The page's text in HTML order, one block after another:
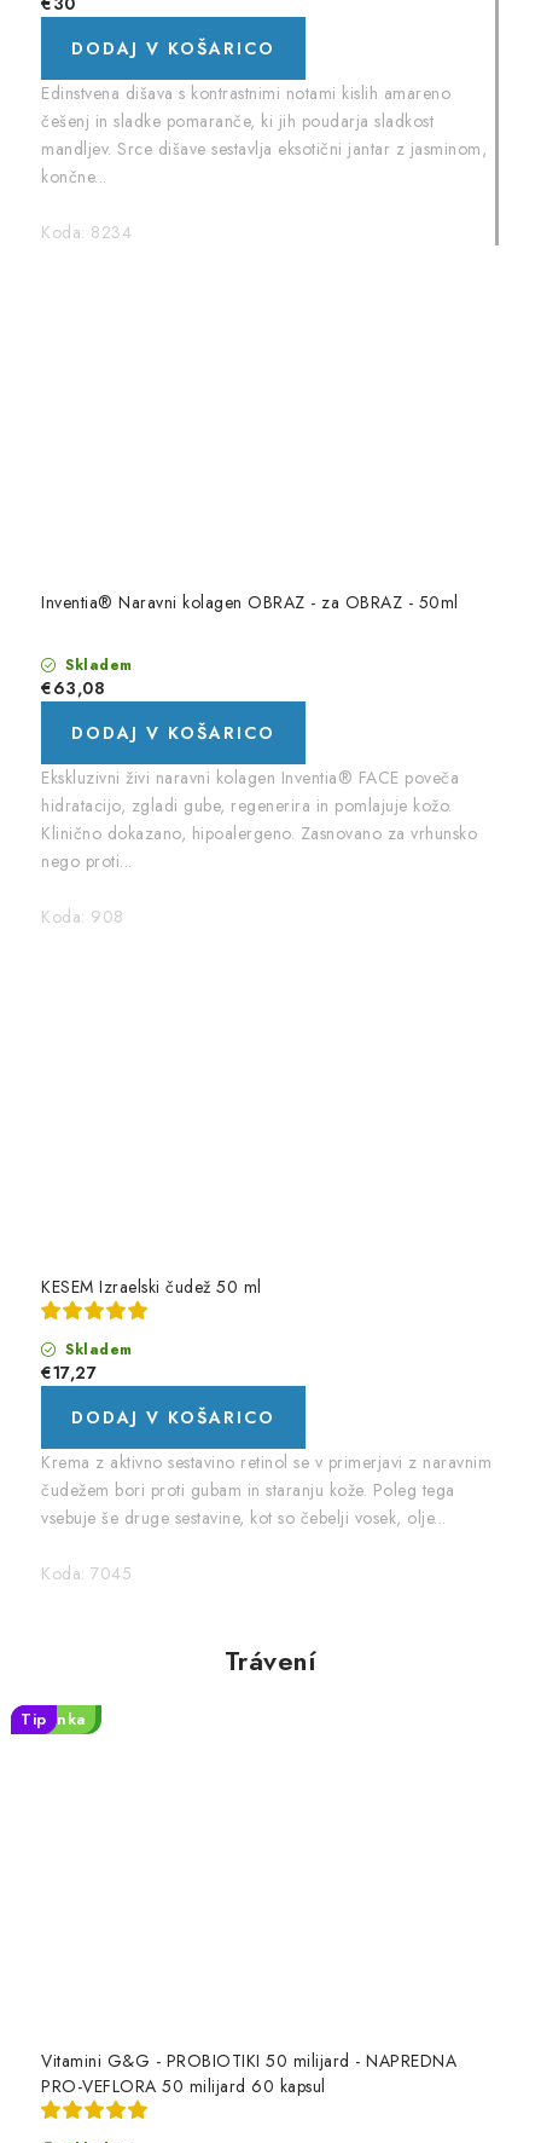
DODAJ V KOŠARICO
Edinstvena dišava s kontrastnimi notami kislih amareno
češenj in sladke pomaranče, ki jih poudarja sladkost
mandljev. Srce dišave sestavlja eksotični jantar z jasminom,
končne...
Koda: 8234
Inventia® Naravni kolagen OBRAZ - za OBRAZ - 50ml
Skladem
€63,08
DODAJ V KOŠARICO
Ekskluzivni živi naravni kolagen Inventia® FACE poveča
hidratacijo, zgladi gube, regenerira in pomlajuje kožo.
Klinično dokazano, hipoalergeno. Zasnovano za vrhunsko
nego proti...
Koda: 908
KESEM Izraelski čudež 50 ml
Skladem
€17,27
DODAJ V KOŠARICO
Krema z aktivno sestavino retinol se v primerjavi z naravnim
čudežem bori proti gubam in staranju kože. Poleg tega
vsebuje še druge sestavine, kot so čebelji vosek, olje...
Koda: 7045
Trávení
Vlastní 3
Vitamini G&G - PROBIOTIKI 50 milijard - NAPREDNA
PRO-VEFLORA 50 milijard 60 kapsul
Novinka
Tip
Tip